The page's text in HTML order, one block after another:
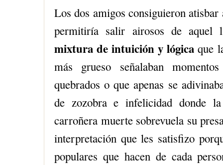
Los dos amigos consiguieron
permitiría salir airosos de aquel
mixtura de intuición y lógicaque
más grueso señalaban
quebrados o que apenas se
de zozobra e infelicidad donde
carroñera muerte sobrevuela su
interpretación que les satisfizo
populares que hacen de cada